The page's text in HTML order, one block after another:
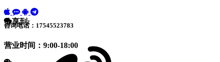
咨询电话：17545523783
营业时间：9:00-18:00
分享到: